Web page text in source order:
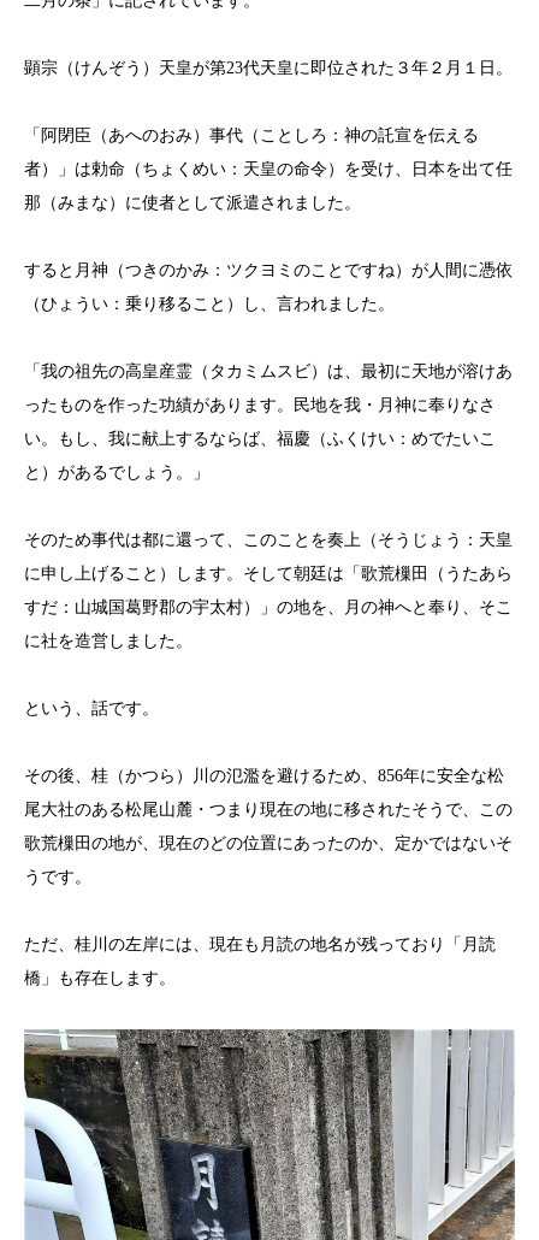
顕宗（けんぞう）天皇が第23代天皇に即位された３年２月１日。
「阿閉臣（あへのおみ）事代（ことしろ：神の託宣を伝える
者）」は勅命（ちょくめい：天皇の命令）を受け、日本を出て任
那（みまな）に使者として派遣されました。
すると月神（つきのかみ：ツクヨミのことですね）が人間に憑依
（ひょうい：乗り移ること）し、言われました。
「我の祖先の高皇産霊（タカミムスビ）は、最初に天地が溶けあ
ったものを作った功績があります。民地を我・月神に奉りなさ
い。もし、我に献上するならば、福慶（ふくけい：めでたいこ
と）があるでしょう。」
そのため事代は都に還って、このことを奏上（そうじょう：天皇
に申し上げること）します。そして朝廷は「歌荒樔田（うたあら
すだ：山城国葛野郡の宇太村）」の地を、月の神へと奉り、そこ
に社を造営しました。
という、話です。
その後、桂（かつら）川の氾濫を避けるため、856年に安全な松
尾大社のある松尾山麓・つまり現在の地に移されたそうで、この
歌荒樔田の地が、現在のどの位置にあったのか、定かではないそ
うです。
ただ、桂川の左岸には、現在も月読の地名が残っており「月読
橋」も存在します。